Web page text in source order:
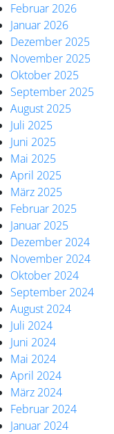
Februar 2026
Januar 2026
Dezember 2025
November 2025
Oktober 2025
September 2025
August 2025
Juli 2025
Juni 2025
Mai 2025
April 2025
März 2025
Februar 2025
Januar 2025
Dezember 2024
November 2024
Oktober 2024
September 2024
August 2024
Juli 2024
Juni 2024
Mai 2024
April 2024
März 2024
Februar 2024
Januar 2024